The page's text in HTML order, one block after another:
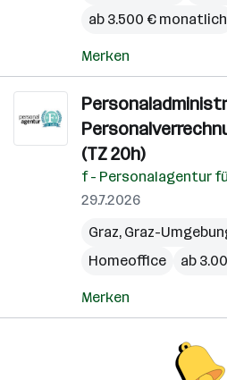
ab 3.500 € monatlich
Merken
(TZ 20h)
f - Personalagentur
29.7.2026
Graz, Graz-
Homeoffice
ab
Merken